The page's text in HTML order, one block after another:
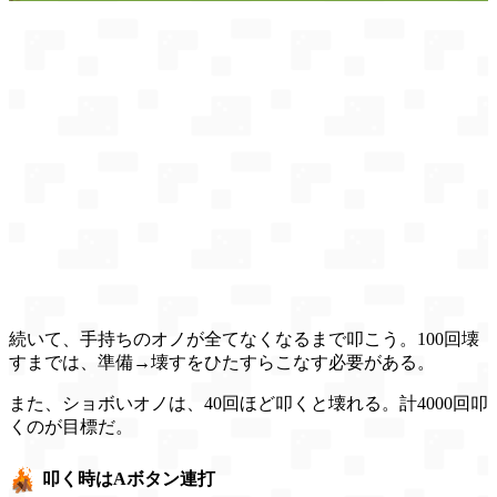
続いて、手持ちのオノが全てなくなるまで叩こう。100回壊
すまでは、準備→壊すをひたすらこなす必要がある。
また、ショボいオノは、40回ほど叩くと壊れる。計4000回叩
くのが目標だ。
叩く時はAボタン連打